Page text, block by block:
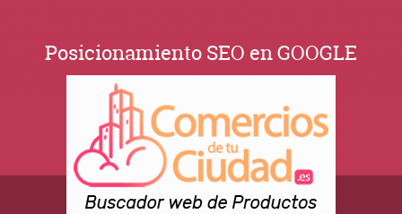
Posicionamiento SEO en GOOGLE